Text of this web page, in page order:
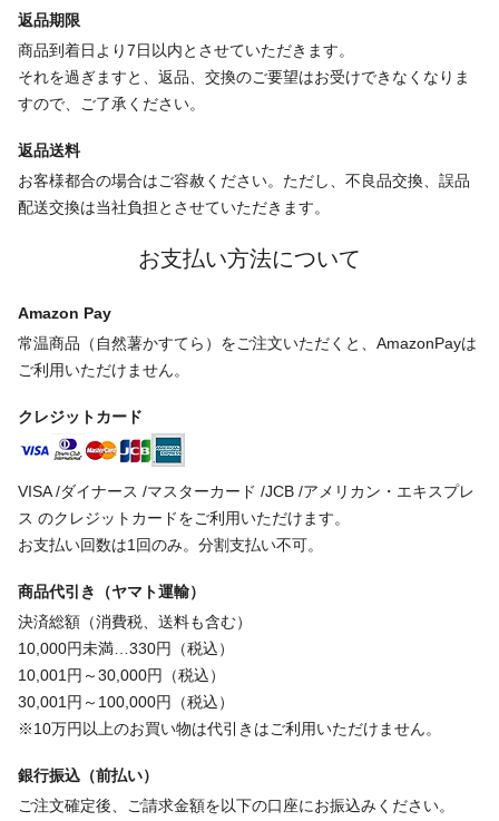
返品期限
商品到着日より7日以内とさせていただきます。
それを過ぎますと、返品、交換のご要望はお受けできなくなりま
すので、ご了承ください。
返品送料
お客様都合の場合はご容赦ください。ただし、不良品交換、誤品
配送交換は当社負担とさせていただきます。
お支払い方法について
Amazon Pay
常温商品（自然薯かすてら）をご注文いただくと、AmazonPayは
ご利用いただけません。
クレジットカード
VISA /ダイナース /マスターカード /JCB /アメリカン・エキスプレ
ス のクレジットカードをご利用いただけます。
お支払い回数は1回のみ。分割支払い不可。
商品代引き（ヤマト運輸）
決済総額（消費税、送料も含む）
10,000円未満…330円（税込）
10,001円～30,000円（税込）
30,001円～100,000円（税込）
※10万円以上のお買い物は代引きはご利用いただけません。
銀行振込（前払い）
ご注文確定後、ご請求金額を以下の口座にお振込みください。